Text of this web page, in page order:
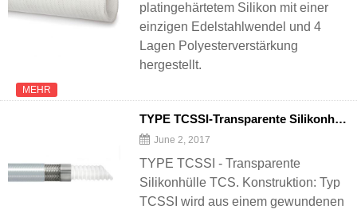
platingehärtetem Silikon mit einer
einzigen Edelstahlwendel und 4
Lagen Polyesterverstärkung
hergestellt.
MEHR
TYPE TCSSI-Transparente Silikonhülle TCS
June 2, 2017
TYPE TCSSI - Transparente
Silikonhülle TCS. Konstruktion: Typ
TCSSI wird aus einem gewundenen